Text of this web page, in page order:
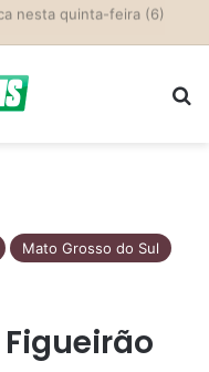
nesta quinta-feira (6)
Mato Grosso do Sul